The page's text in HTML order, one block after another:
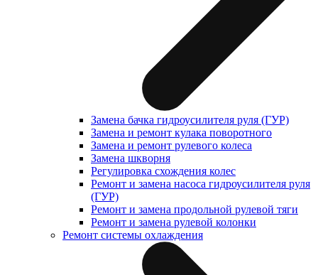
Замена бачка гидроусилителя руля (ГУР)
Замена и ремонт кулака поворотного
Замена и ремонт рулевого колеса
Замена шкворня
Регулировка схождения колес
Ремонт и замена насоса гидроусилителя руля
(ГУР)
Ремонт и замена продольной рулевой тяги
Ремонт и замена рулевой колонки
Ремонт системы охлаждения